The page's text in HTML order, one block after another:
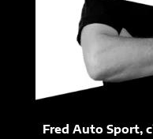
Fred Auto Sport,